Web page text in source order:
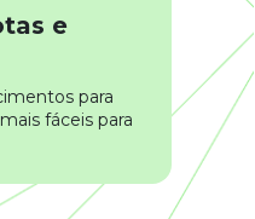
e
para
fáceis para